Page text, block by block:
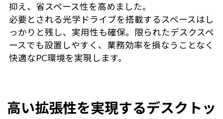
抑え、省スペース性を高めました。
必要とされる光学ドライブを搭載するスペースはし
っかりと残し、実用性も確保。限られたデスクスペ
ースでも設置しやすく、業務効率を損なうことなく
快適なPC環境を実現します。
高い拡張性を実現するデスクトッ